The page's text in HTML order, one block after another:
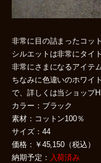
非常に目の詰まったコッ
シルエットは非常にタイ
非常にさまになるアイテ
ちなみに色違いのホワイ
で、詳しくは当ショップ
カラー：ブラック
素材：コットン100％
サイズ：44
価格：￥45,150（税込）
納期予定： 入荷済み